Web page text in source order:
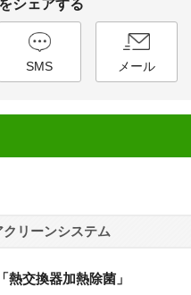
シェアする
SMS メール
リーンシステム
交換器加熱除菌」